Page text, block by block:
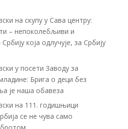
на скупу у Сава центру:
– непоколебљиви и
која одлучује, за Србију
у посети Заводу за
Брига о деци без
је наша обавеза
на 111. годишњици
се не чува само